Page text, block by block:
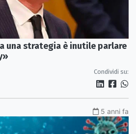
una strategia è inutile parlare
Condividi su:
5 anni fa